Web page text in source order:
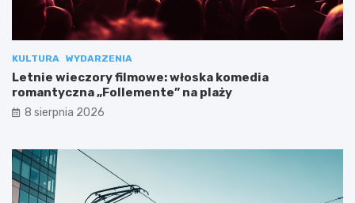
KULTURA WYDARZENIA
Letnie wieczory filmowe: włoska komedia
romantyczna „Follemente” na plaży
8 sierpnia 2026